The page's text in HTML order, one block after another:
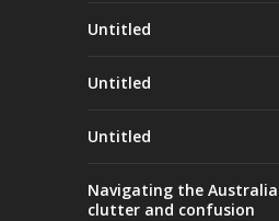
Untitled
Untitled
Untitled
Navigating the
clutter and confusion